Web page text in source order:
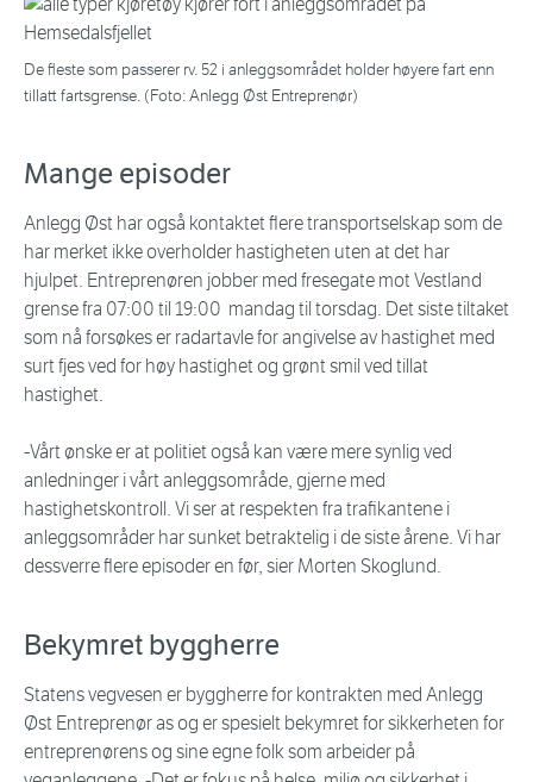
De fleste som passerer rv. 52 i anleggsområdet holder høyere fart enn
tillatt fartsgrense. (Foto: Anlegg Øst Entreprenør)
Mange episoder
Anlegg Øst har også kontaktet flere transportselskap som de
har merket ikke overholder hastigheten uten at det har
hjulpet. Entreprenøren jobber med fresegate mot Vestland
grense fra 07:00 til 19:00 mandag til torsdag. Det siste tiltaket
som nå forsøkes er radartavle for angivelse av hastighet med
surt fjes ved for høy hastighet og grønt smil ved tillat
hastighet.
-Vårt ønske er at politiet også kan være mere synlig ved
anledninger i vårt anleggsområde, gjerne med
hastighetskontroll. Vi ser at respekten fra trafikantene i
anleggsområder har sunket betraktelig i de siste årene. Vi har
dessverre flere episoder en før, sier Morten Skoglund.
Bekymret byggherre
Statens vegvesen er byggherre for kontrakten med Anlegg
Øst Entreprenør as og er spesielt bekymret for sikkerheten for
entreprenørens og sine egne folk som arbeider på